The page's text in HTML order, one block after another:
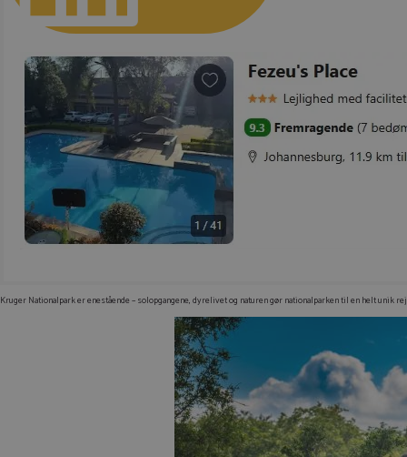
Kruger Nationalpark er enestående – solopgangene, dyrelivet og naturen gør nationalparken til en helt unik